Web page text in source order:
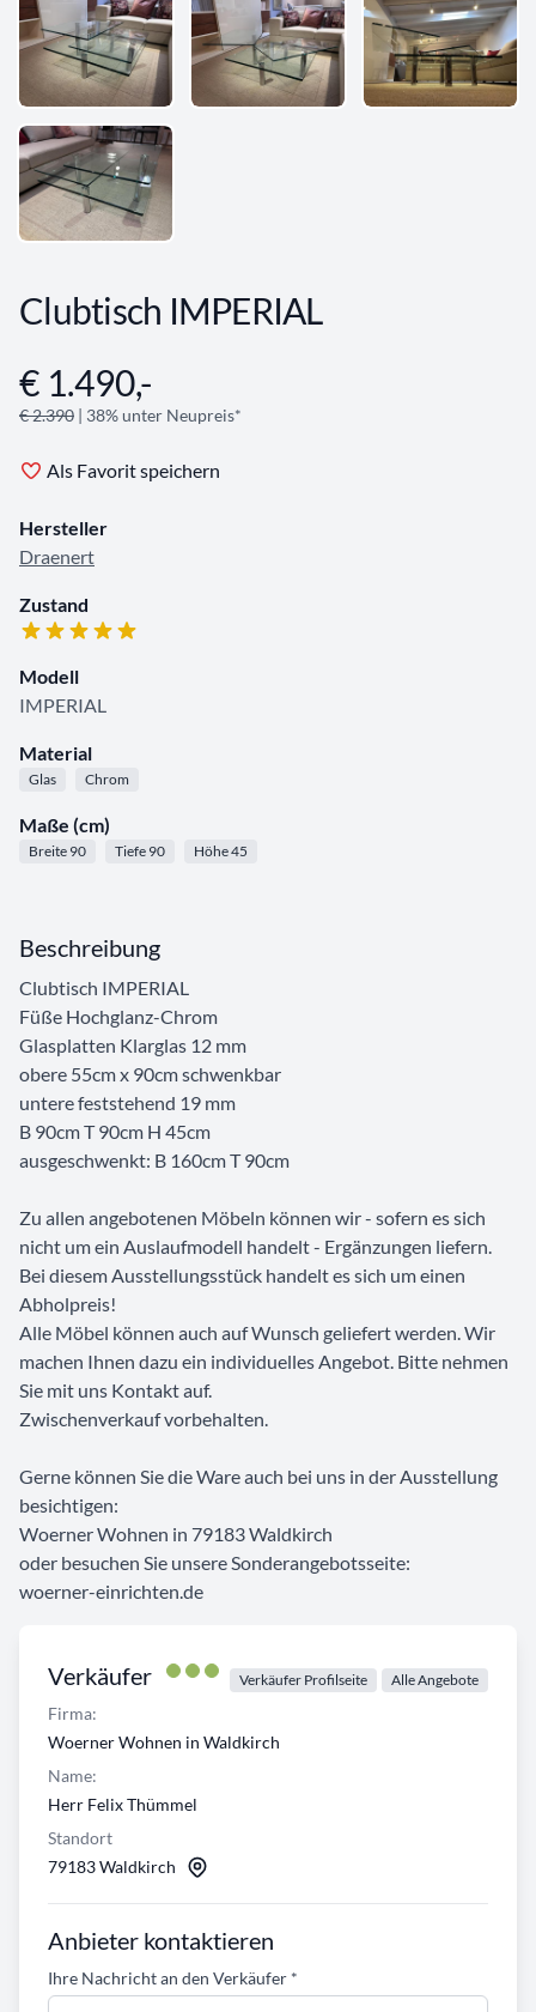
Clubtisch IMPERIAL
Angebotsinformationen
€ 1.490,-
€ 2.390 | 38% unter Neupreis*
Als Favorit speichern
Hersteller
Draenert
Zustand
Modell
IMPERIAL
Material
Glas Chrom
Maße (cm)
Breite 90 Tiefe 90 Höhe 45
Verkäufer Verkäufer Profilseite Alle Angebote
Firma:
Woerner Wohnen in Waldkirch
Name:
Herr Felix Thümmel
Standort
79183 Waldkirch
Anbieter kontaktieren
Ihre Nachricht an den Verkäufer *
Beschreibung
Clubtisch IMPERIAL
Füße Hochglanz-Chrom
Glasplatten Klarglas 12 mm
obere 55cm x 90cm schwenkbar
untere feststehend 19 mm
B 90cm T 90cm H 45cm
ausgeschwenkt: B 160cm T 90cm
Zu allen angebotenen Möbeln können wir - sofern es sich
nicht um ein Auslaufmodell handelt - Ergänzungen liefern.
Bei diesem Ausstellungsstück handelt es sich um einen
Abholpreis!
Alle Möbel können auch auf Wunsch geliefert werden. Wir
machen Ihnen dazu ein individuelles Angebot. Bitte nehmen
Sie mit uns Kontakt auf.
Zwischenverkauf vorbehalten.
Gerne können Sie die Ware auch bei uns in der Ausstellung
besichtigen:
Woerner Wohnen in 79183 Waldkirch
oder besuchen Sie unsere Sonderangebotsseite:
woerner-einrichten.de